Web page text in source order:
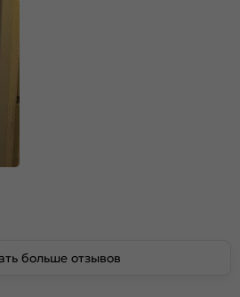
больше отзывов